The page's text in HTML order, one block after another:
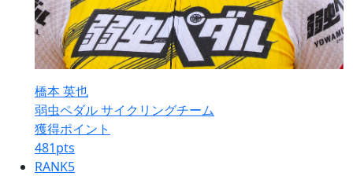
橋本 英也
弱虫ペダル サイクリングチーム
獲得ポイント
481pts
RANK5